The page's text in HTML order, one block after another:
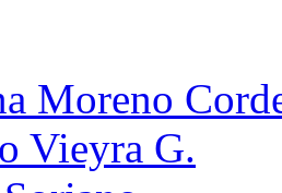
Moreno
Vieyra G.